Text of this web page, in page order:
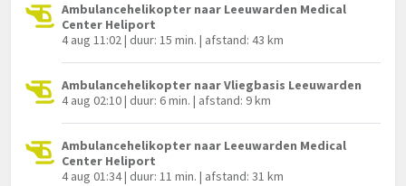
Ambulancehelikopter naar Leeuwarden Medical
Center Heliport
4 aug 11:02 | duur: 15 min. | afstand: 43 km
Ambulancehelikopter naar Vliegbasis Leeuwarden
4 aug 02:10 | duur: 6 min. | afstand: 9 km
Ambulancehelikopter naar Leeuwarden Medical
Center Heliport
4 aug 01:34 | duur: 11 min. | afstand: 31 km